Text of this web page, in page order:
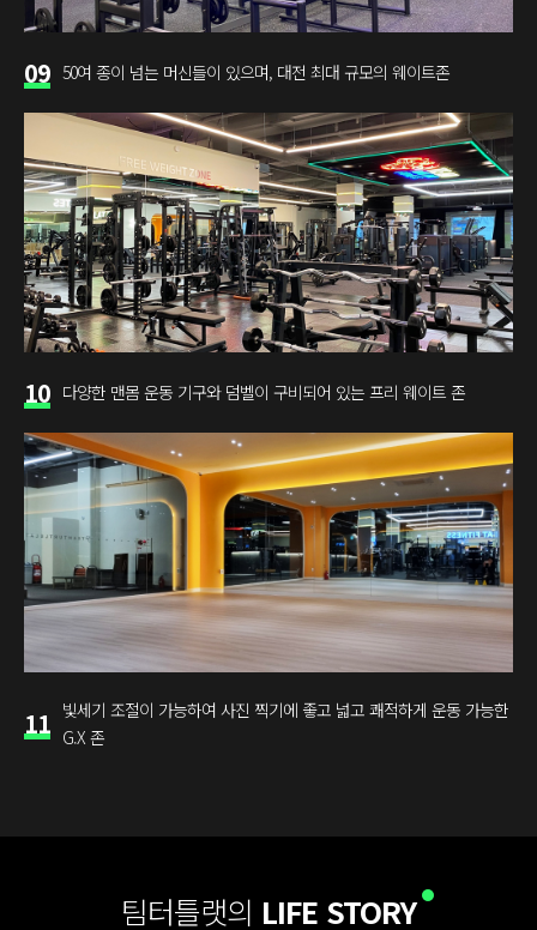
09 50여 종이 넘는 머신들이 있으며, 대전 최대 규모의 웨이트존
10 다양한 맨몸 운동 기구와 덤벨이 구비되어 있는 프리 웨이트 존
11 빛세기 조절이 가능하여 사진 찍기에 좋고 넓고 쾌적하게 운동 가능한
G.X 존
팀터틀랫의 LIFE STORY